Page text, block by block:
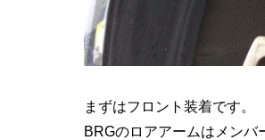
まずはフロント装着です。
BRGのロアアームはメンバ